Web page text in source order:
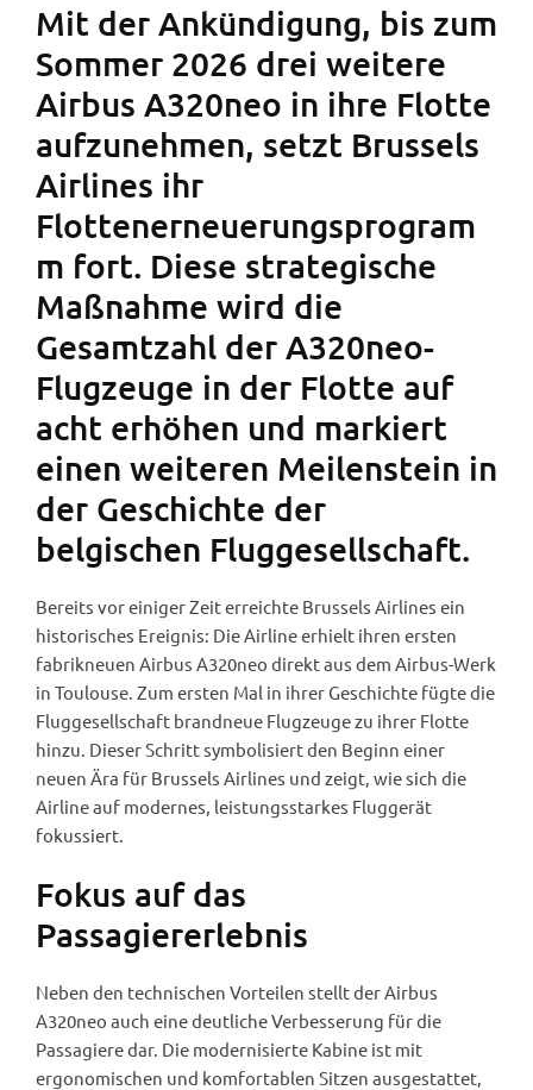
Mit der Ankündigung, bis zum
Sommer 2026 drei weitere
Airbus A320neo in ihre Flotte
aufzunehmen, setzt Brussels
Airlines ihr
Flottenerneuerungsprogram
m fort. Diese strategische
Maßnahme wird die
Gesamtzahl der A320neo-
Flugzeuge in der Flotte auf
acht erhöhen und markiert
einen weiteren Meilenstein in
der Geschichte der
belgischen Fluggesellschaft.
Bereits vor einiger Zeit erreichte Brussels Airlines ein
historisches Ereignis: Die Airline erhielt ihren ersten
fabrikneuen Airbus A320neo direkt aus dem Airbus-Werk
in Toulouse. Zum ersten Mal in ihrer Geschichte fügte die
Fluggesellschaft brandneue Flugzeuge zu ihrer Flotte
hinzu. Dieser Schritt symbolisiert den Beginn einer
neuen Ära für Brussels Airlines und zeigt, wie sich die
Airline auf modernes, leistungsstarkes Fluggerät
fokussiert.
Fokus auf das
Passagiererlebnis
Neben den technischen Vorteilen stellt der Airbus
A320neo auch eine deutliche Verbesserung für die
Passagiere dar. Die modernisierte Kabine ist mit
ergonomischen und komfortablen Sitzen ausgestattet,